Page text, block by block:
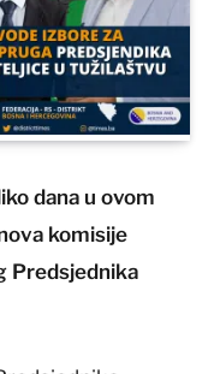
dana u ovom
komisije
Predsjednika